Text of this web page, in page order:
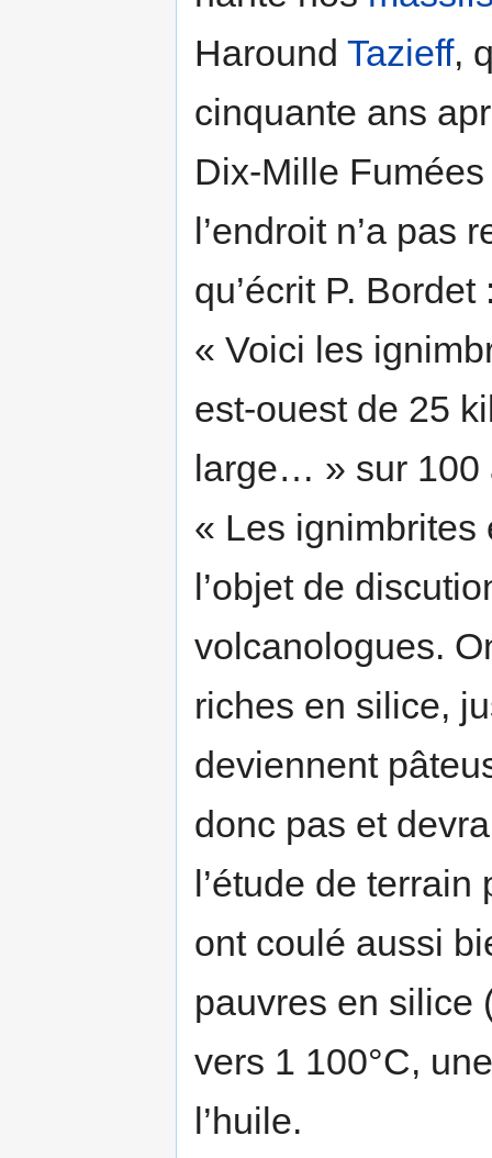
Haround Tazieff,
cinquante ans
Dix-Mille
l’endroit n’a
qu’écrit P. Bordet
« Voici les
est-ouest de 25
large… » sur 100
« Les ignimbrites
l’objet de
volcanologues.
riches en silice,
deviennent
donc pas et
l’étude de
ont coulé aussi
pauvres en silice
vers 1 100°C,
l’huile.